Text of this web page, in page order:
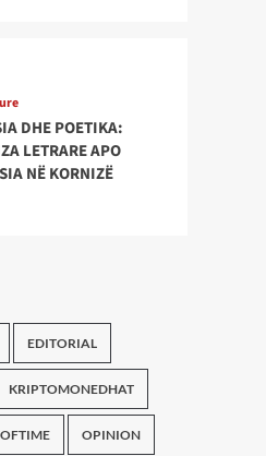
DHE POETIKA:
LETRARE APO
NË KORNIZË
EDITORIAL
KRIPTOMONEDHAT
OPINION